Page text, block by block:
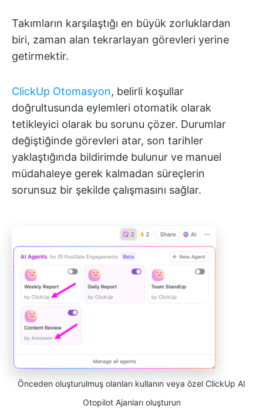
Takımların karşılaştığı en büyük zorluklardan
biri, zaman alan tekrarlayan görevleri yerine
getirmektir.
ClickUp Otomasyon, belirli koşullar
doğrultusunda eylemleri otomatik olarak
tetikleyici olarak bu sorunu çözer. Durumlar
değiştiğinde görevleri atar, son tarihler
yaklaştığında bildirimde bulunur ve manuel
müdahaleye gerek kalmadan süreçlerin
sorunsuz bir şekilde çalışmasını sağlar.
Önceden oluşturulmuş olanları kullanın veya özel ClickUp AI
Otopilot Ajanları oluşturun